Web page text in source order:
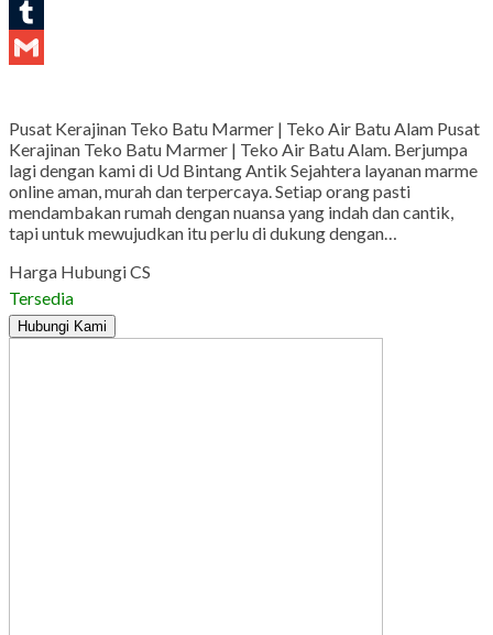
LinkedIn
Tumblr
Pusat Kerajinan Teko Batu Marmer | Teko Air Batu Alam Pusat
Kerajinan Teko Batu Marmer | Teko Air Batu Alam. Berjumpa
lagi dengan kami di Ud Bintang Antik Sejahtera layanan marme
online aman, murah dan terpercaya. Setiap orang pasti
mendambakan rumah dengan nuansa yang indah dan cantik,
tapi untuk mewujudkan itu perlu di dukung dengan…
Harga Hubungi CS
Tersedia
Hubungi Kami